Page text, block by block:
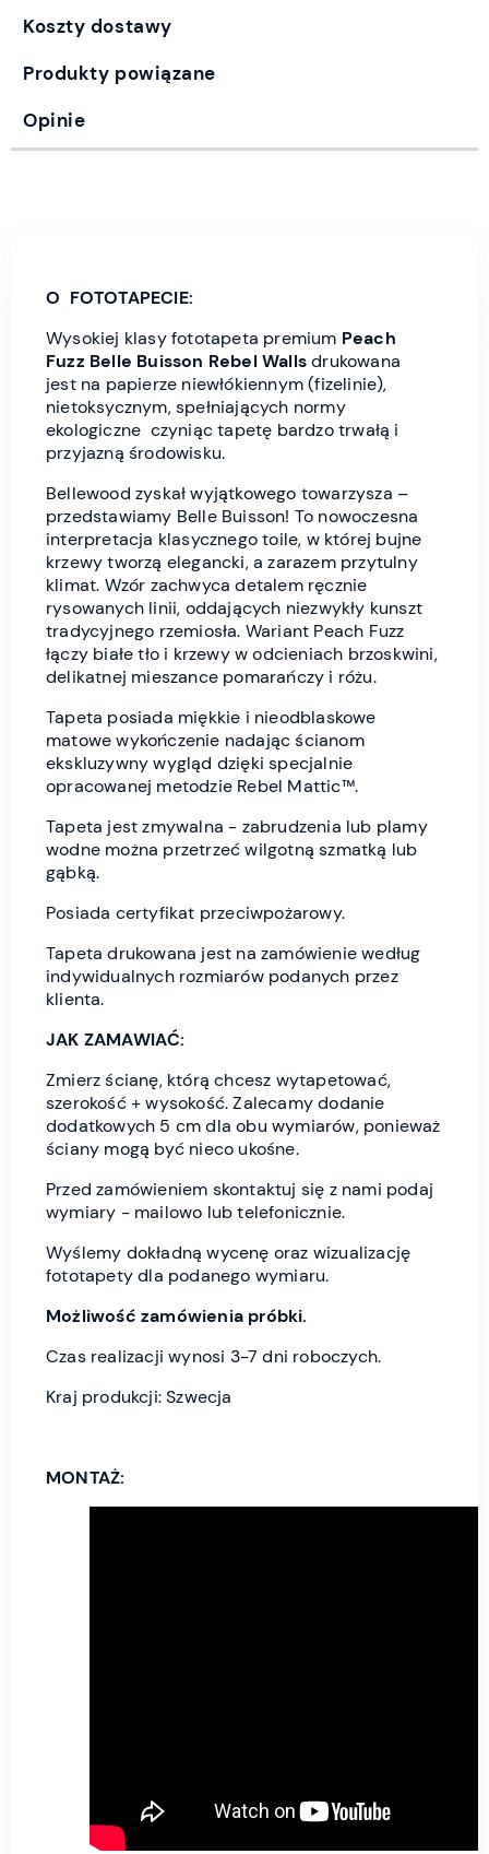
Koszty dostawy
Produkty powiązane
Opinie
O FOTOTAPECIE:
Wysokiej klasy fototapeta premium Peach
Fuzz Belle Buisson Rebel Wallsdrukowana
jest na papierze niewłókiennym (fizelinie),
nietoksycznym, spełniających normy
ekologiczne czyniąc tapetę bardzo trwałą i
przyjazną środowisku.
Bellewood zyskał wyjątkowego towarzysza –
przedstawiamy Belle Buisson! To nowoczesna
interpretacja klasycznego toile, w której bujne
krzewy tworzą elegancki, a zarazem przytulny
klimat. Wzór zachwyca detalem ręcznie
rysowanych linii, oddających niezwykły kunszt
tradycyjnego rzemiosła. Wariant Peach Fuzz
łączy białe tło i krzewy w odcieniach brzoskwini,
delikatnej mieszance pomarańczy i różu.
Tapeta posiada miękkie i nieodblaskowe
matowe wykończenie nadając ścianom
ekskluzywny wygląd dzięki specjalnie
opracowanej metodzie Rebel Mattic™.
Tapeta jest zmywalna - zabrudzenia lub plamy
wodne można przetrzeć wilgotną szmatką lub
gąbką.
Posiada certyfikat przeciwpożarowy.
Tapeta drukowana jest na zamówienie według
indywidualnych rozmiarów podanych przez
klienta.
JAK ZAMAWIAĆ:
Zmierz ścianę, którą chcesz wytapetować,
szerokość + wysokość. Zalecamy dodanie
dodatkowych 5 cm dla obu wymiarów, ponieważ
ściany mogą być nieco ukośne.
Przed zamówieniem skontaktuj się z nami podaj
wymiary - mailowo lub telefonicznie.
Wyślemy dokładną wycenę oraz wizualizację
fototapety dla podanego wymiaru.
Możliwość zamówienia próbki.
Czas realizacji wynosi 3-7 dni roboczych.
Kraj produkcji: Szwecja
MONTAŻ: